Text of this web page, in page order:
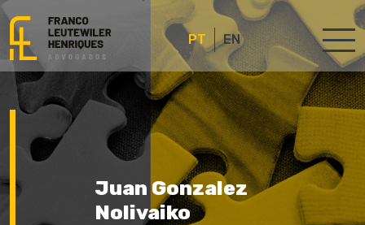
PT EN
Juan Gonzalez
Nolivaiko